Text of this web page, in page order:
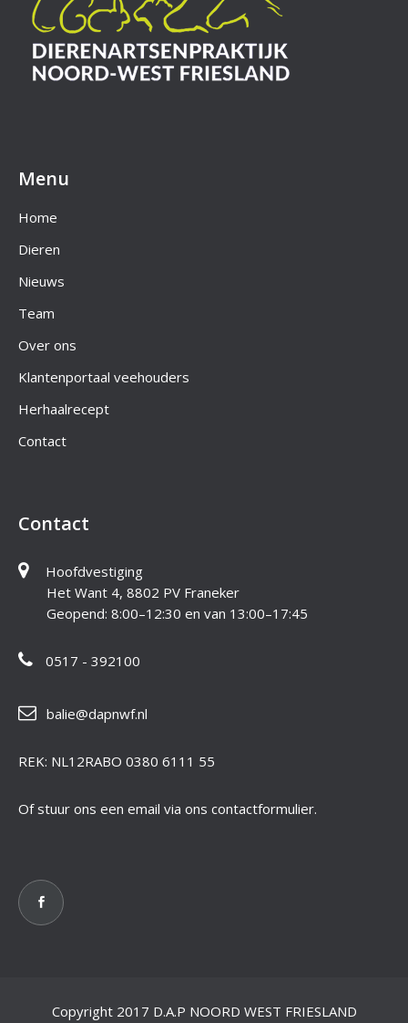
Menu
Home
Dieren
Nieuws
Team
Over ons
Klantenportaal veehouders
Herhaalrecept
Contact
Contact
Hoofdvestiging
Het Want 4, 8802 PV Franeker
Geopend: 8:00–12:30 en van 13:00–17:45
0517 - 392100
balie@dapnwf.nl
REK: NL12RABO 0380 6111 55
Of stuur ons een email via ons contactformulier.
Copyright 2017 D.A.P NOORD WEST FRIESLAND